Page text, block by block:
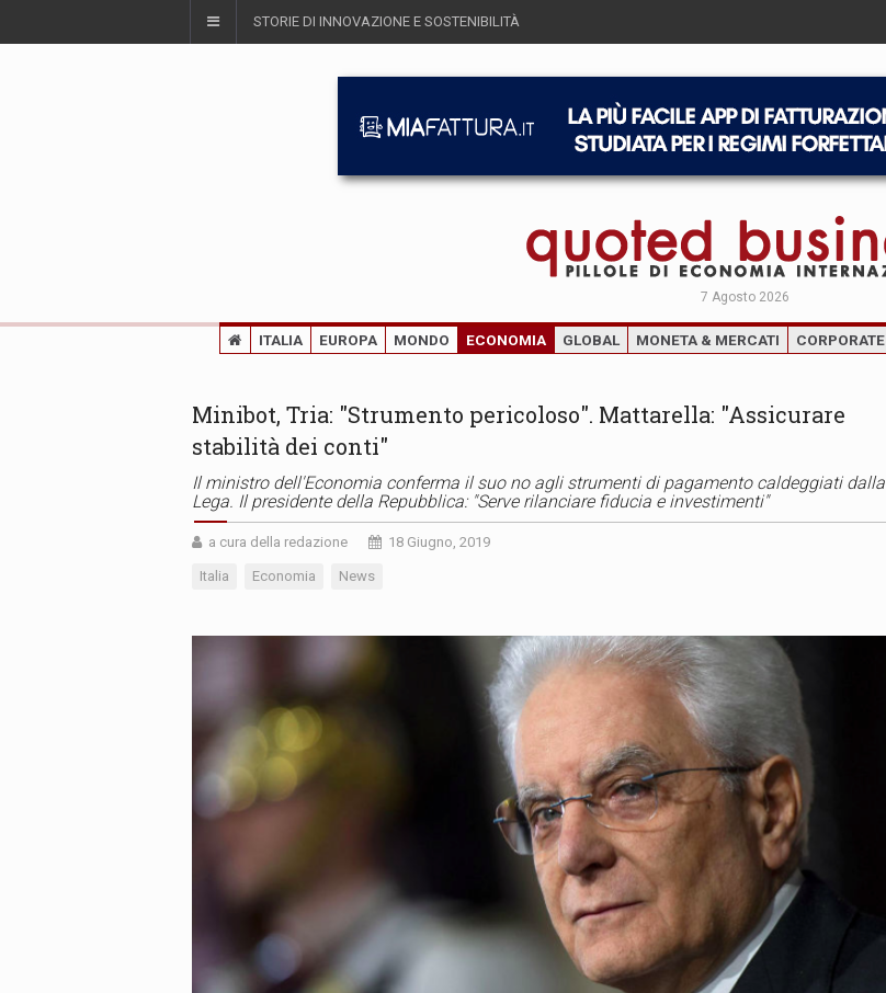
STORIE DI INNOVAZIONE E SOSTENIBILITÀ
7 Agosto 2026
ITALIA EUROPA MONDO ECONOMIA GLOBAL MONETA & MERCATI CORPORATE
Minibot, Tria: "Strumento pericoloso". Mattarella: "Assicurare
stabilità dei conti"
Il ministro dell'Economia conferma il suo no agli strumenti di pagamento caldeggiati dalla
Lega. Il presidente della Repubblica: "Serve rilanciare fiducia e investimenti"
a cura della redazione 18 Giugno, 2019
Italia Economia News